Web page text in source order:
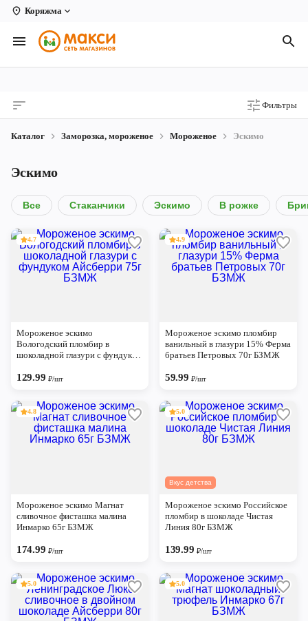
Коряжма
Вологда
Архангельск
Киров
Коряжма
Котлас
Новодвинск
Рыбинск
Ярославль
Фильтры
Каталог Заморозка, мороженое Мороженое Эскимо
Эскимо
Все Стаканчики Эскимо В рожке
4.7
Мороженое эскимо
Вологодский пломбир в
шоколадной глазури с фундуком
129.99 ₽/шт
4.9
Мороженое эскимо пломбир
ванильный в глазури 15% Ферма
братьев Петровых 70г БЗМЖ
59.99₽/шт
4.8
Мороженое эскимо Магнат
сливочное фисташка малина
Инмарко 65г БЗМЖ
174.99 ₽/шт
Вкус детства
5.0
Мороженое эскимо Российское
пломбир в шоколаде Чистая
Линия 80г БЗМЖ
139.99 ₽/шт
5.0 5.0